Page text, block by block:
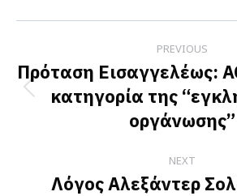
navigation
PREVIOUS
Previous
post:
Πρόταση Εισαγγελέως:
κατηγορία της
οργάνωσης”
NEXT
Λόγος Αλεξάντερ